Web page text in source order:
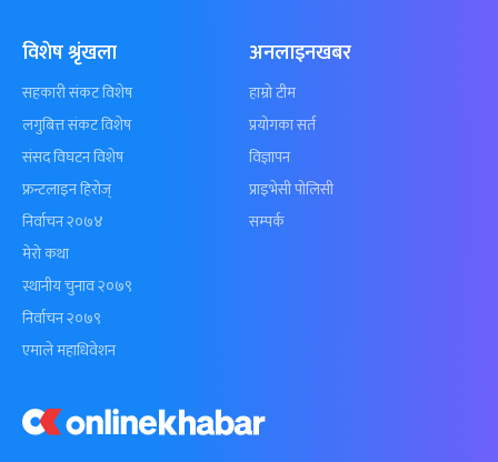
विशेष श्रृंखला
सहकारी संकट विशेष
लगुबित्त संकट विशेष
संसद विघटन विशेष
फ्रन्टलाइन हिरोज्
निर्वाचन २०७४
मेरो कथा
स्थानीय चुनाव २०७९
निर्वाचन २०७९
एमाले महाधिवेशन
अनलाइनखबर
हाम्रो टीम
प्रयोगका सर्त
विज्ञापन
प्राइभेसी पोलिसी
सम्पर्क